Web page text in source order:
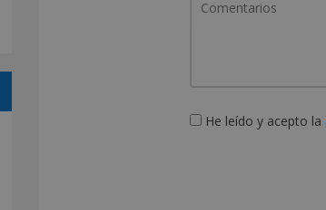
He leído y acepto la